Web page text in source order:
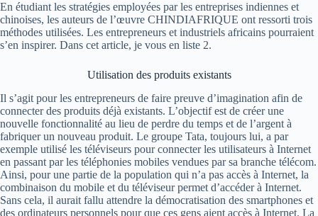
En étudiant les stratégies employées par les entreprises indiennes et
chinoises, les auteurs de l’œuvre CHINDIAFRIQUE ont ressorti trois
méthodes utilisées. Les entrepreneurs et industriels africains pourraient
s’en inspirer. Dans cet article, je vous en liste 2.
Utilisation des produits existants
Il s’agit pour les entrepreneurs de faire preuve d’imagination afin de
connecter des produits déjà existants. L’objectif est de créer une
nouvelle fonctionnalité au lieu de perdre du temps et de l’argent à
fabriquer un nouveau produit. Le groupe Tata, toujours lui, a par
exemple utilisé les téléviseurs pour connecter les utilisateurs à Internet
en passant par les téléphonies mobiles vendues par sa branche télécom.
Ainsi, pour une partie de la population qui n’a pas accès à Internet, la
combinaison du mobile et du téléviseur permet d’accéder à Internet.
Sans cela, il aurait fallu attendre la démocratisation des smartphones et
des ordinateurs personnels pour que ces gens aient accès à Internet. La